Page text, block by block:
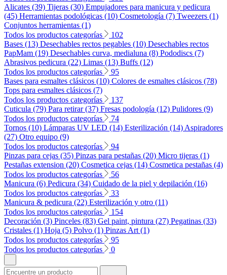
Alicates (39) Tijeras (30) Empujadores para manicura y pedicura
(45) Herramientas podológicas (10) Cosmetología (7) Tweezers (1)
Conjuntos herramientas (1)
Todos los productos categorías
102
Bases (13) Desechables rectos pegables (10) Desechables rectos
PapMam (19) Desechables curva, medialuna (8) Pododiscs (7)
Abrasivos pedicura (22) Limas (13) Buffs (12)
Todos los productos categorías
95
Bases para esmaltes clásicos (10) Colores de esmaltes clásicos (78)
Tops para esmaltes clásicos (7)
Todos los productos categorías
137
Cuticula (79) Para retirar (37) Fresas podología (12) Pulidores (9)
Todos los productos categorías
74
Tornos (10) Lámparas UV LED (14) Esterilización (14) Aspiradores
(27) Otro equipo (9)
Todos los productos categorías
94
Pinzas para cejas (35) Pinzas para pestañas (20) Micro tijeras (1)
Pestañas extension (20) Cosmetica cejas (14) Cosmetica pestañas (4)
Todos los productos categorías
56
Manicura (6) Pedicura (34) Cuidado de la piel y depilación (16)
Todos los productos categorías
33
Manicura & pedicura (22) Esterilización y otro (11)
Todos los productos categorías
154
Decoración (3) Pinceles (83) Gel paint, pintura (27) Pegatinas (33)
Cristales (1) Hoja (5) Polvo (1) Pinzas Art (1)
Todos los productos categorías
95
Todos los productos categorías
0